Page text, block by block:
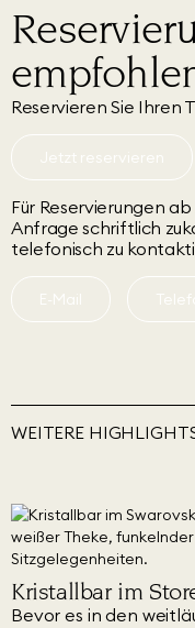
Reservieren Sie Ihren
Jetzt reservieren
Für Reservierungen
Anfrage schriftlich
telefonisch zu
E-Mail
WEITERE
Kristallbar im
Bevor es in den